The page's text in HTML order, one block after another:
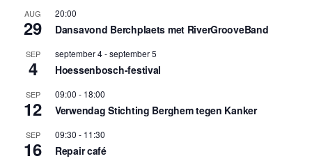
AUG
29
20:00
Dansavond Berchplaets met RiverGrooveBand
SEP
4
september 4-september 5
Hoessenbosch-festival
SEP
12
09:00 - 18:00
Verwendag Stichting Berghem tegen Kanker
SEP
16
09:30 - 11:30
Repair café